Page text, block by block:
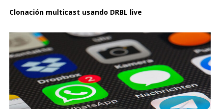
Clonación multicast usando DRBL live